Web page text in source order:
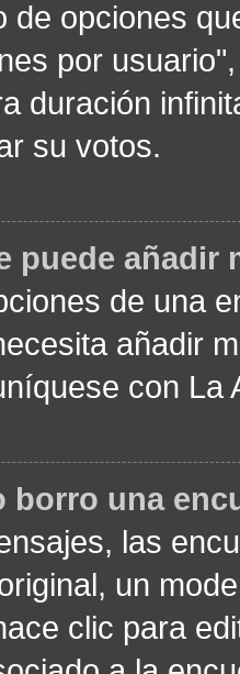
de opciones
por
duración
su votos.
puede añadir
de una
añadir
con La
borro una
las
un
clic para